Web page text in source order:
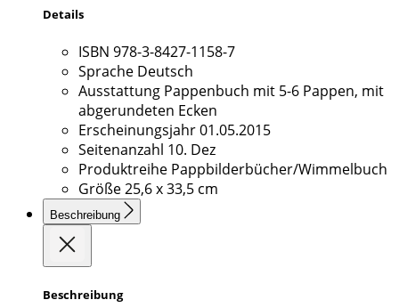
Details
ISBN 978-3-8427-1158-7
Sprache Deutsch
Ausstattung Pappenbuch mit 5-6 Pappen, mit
abgerundeten Ecken
Erscheinungsjahr01.05.2015
Seitenanzahl 10. Dez
Produktreihe Pappbilderbücher/Wimmelbuch
Größe25,6 x 33,5 cm
Beschreibung
Beschreibung